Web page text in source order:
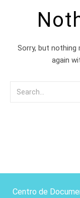
Sorry, but nothing
again
Centro de